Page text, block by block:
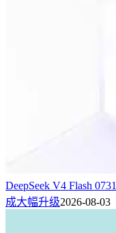
DeepSeek V4 Flash
成大幅升级2026-08-03